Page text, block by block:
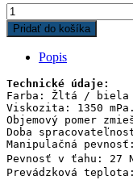
Pridať do košíka
Popis
Technické údaje:
Farba: Žltá / biela
Viskozita: 1350
Objemový pomer
Doba
Manipulačná
Pevnosť v ťahu: 27
Prevádzková